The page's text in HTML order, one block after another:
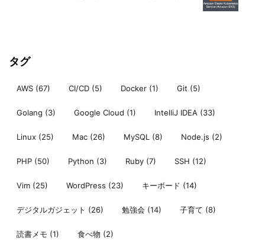
タグ
AWS (67) CI/CD (5) Docker (1) Git (5)
Golang (3) Google Cloud (1) IntelliJ IDEA (33)
Linux (25) Mac (26) MySQL (8) Node.js (2)
PHP (50) Python (3) Ruby (7) SSH (12)
Vim (25) WordPress (23) キーボード (14)
デジタルガジェット (26) 勉強会 (14) 子育て (8)
読書メモ (1) 食べ物 (2)